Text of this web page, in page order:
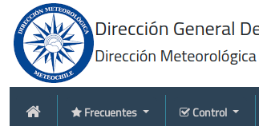
Frecuentes Control